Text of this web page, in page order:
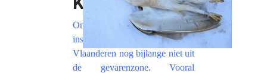
Ondanks onze jarenlange
inspanningen is de Kerkuil in
Vlaanderen nog bijlange niet uit
de gevarenzone. Vooral